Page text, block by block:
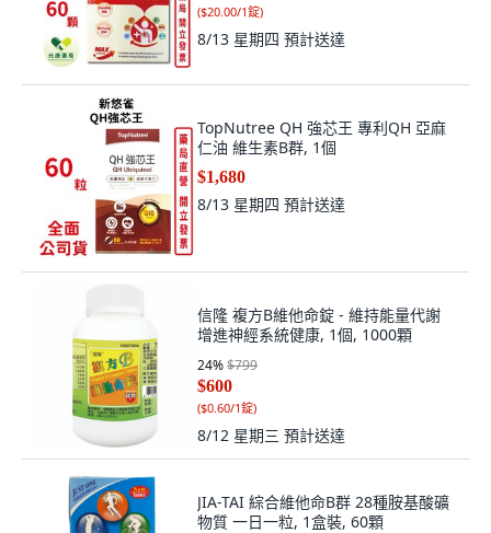
($20.00/1錠)
8/13 星期四 預計送達
TopNutree QH 強芯王 專利QH 亞麻
仁油 維生素B群, 1個
$1,680
8/13 星期四 預計送達
信隆 複方B維他命錠 - 維持能量代謝
增進神經系統健康, 1個, 1000顆
24%$799
$600
($0.60/1錠)
8/12 星期三 預計送達
JIA-TAI 綜合維他命B群 28種胺基酸礦
物質 一日一粒, 1盒裝, 60顆